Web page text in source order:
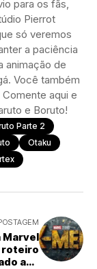
para os fãs,
Pierrot
só veremos
a paciência
animação de
Você também
aqui e
e Boruto!
Parte 2
Otaku
Marvel
roteiro
aos